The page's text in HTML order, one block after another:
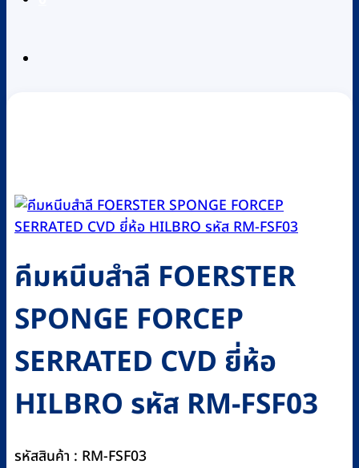
คีมหนีบสำลี FOERSTER
SPONGE FORCEP
SERRATED CVD ยี่ห้อ
HILBRO รหัส RM-FSF03
รหัสสินค้า : RM-FSF03